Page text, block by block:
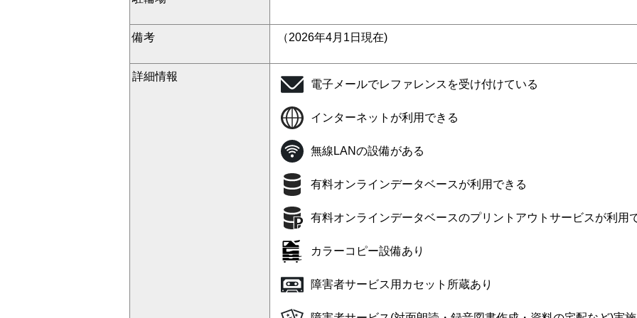
備考 （2026年4月1日現在)
詳細情報
電子メールでレファレンスを受け付けている
インターネットが利用できる
無線LANの設備がある
有料オンラインデータベースが利用できる
有料オンラインデータベースのプリントアウトサービスが利用
カラーコピー設備あり
障害者サービス用カセット所蔵あり